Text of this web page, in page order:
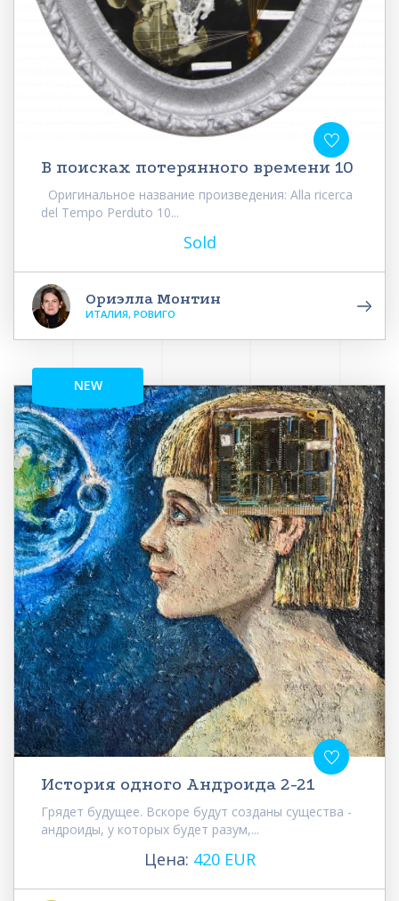
В поисках потерянного времени 10
Оригинальное название произведения: Alla ricerca
del Tempo Perduto 10...
Sold
Ориэлла Монтин
ИТАЛИЯ, РОВИГО
NEW
История одного Андроида 2-21
Грядет будущее. Вскоре будут созданы существа -
андроиды, у которых будет разум,...
Цена: 420 EUR